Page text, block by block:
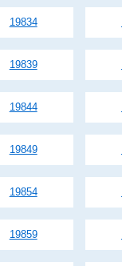
19834
19839
19844
19849
19854
19859